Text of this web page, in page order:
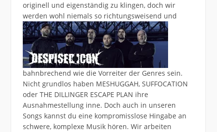
originell und eigenständig zu klingen, doch wir
werden wohl niemals so richtungsweisend und
bahnbrechend wie die Vorreiter der Genres sein.
Nicht grundlos haben MESHUGGAH, SUFFOCATION
oder THE DILLINGER ESCAPE PLAN ihre
Ausnahmestellung inne. Doch auch in unseren
Songs kannst du eine kompromisslose Hingabe an
schwere, komplexe Musik hören. Wir arbeiten